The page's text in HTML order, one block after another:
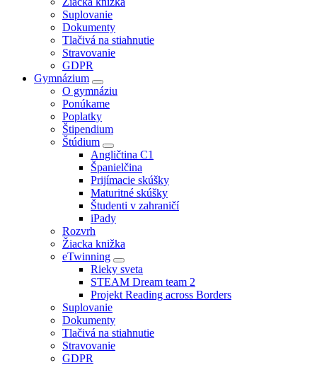
Suplovanie
Dokumenty
Tlačivá na stiahnutie
Stravovanie
GDPR
Gymnázium
O gymnáziu
Ponúkame
Poplatky
Štipendium
Štúdium
Angličtina C1
Španielčina
Prijímacie skúšky
Maturitné skúšky
Študenti v zahraničí
iPady
Rozvrh
Žiacka knižka
eTwinning
Rieky sveta
STEAM Dream team 2
Projekt Reading across Borders
Suplovanie
Dokumenty
Tlačivá na stiahnutie
Stravovanie
GDPR